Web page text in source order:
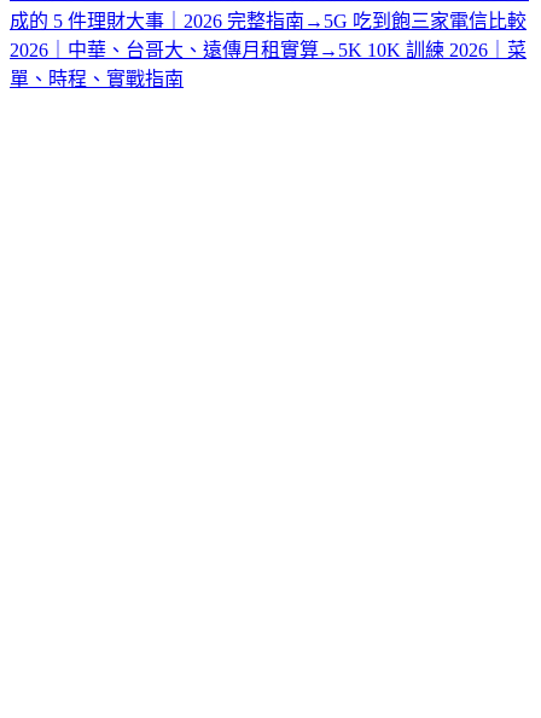
成的 5 件理財大事｜2026 完整指南 → 5G 吃到飽三家電信比較
2026｜中華、台哥大、遠傳月租實算→ 5K 10K 訓練 2026｜菜
單、時程、實戰指南